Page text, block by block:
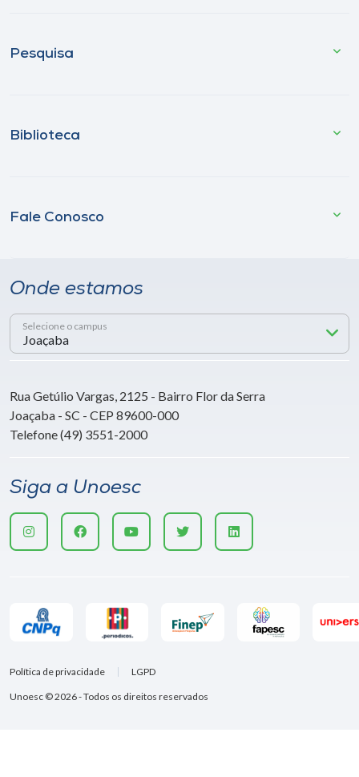
Pesquisa
Biblioteca
Fale Conosco
Onde estamos
Selecione o campus
Rua Getúlio Vargas, 2125 - Bairro Flor da Serra
Joaçaba - SC - CEP 89600-000
Telefone (49) 3551-2000
Siga a Unoesc
Unoesc © 2026 - Todos os direitos reservados
Política de privacidade LGPD